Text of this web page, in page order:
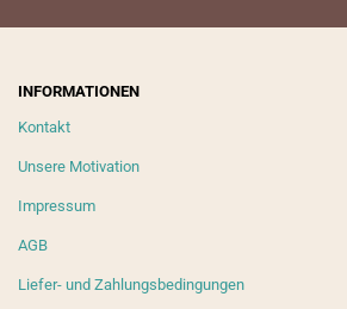
INFORMATIONEN
Kontakt
Unsere Motivation
Impressum
AGB
Liefer- und Zahlungsbedingungen